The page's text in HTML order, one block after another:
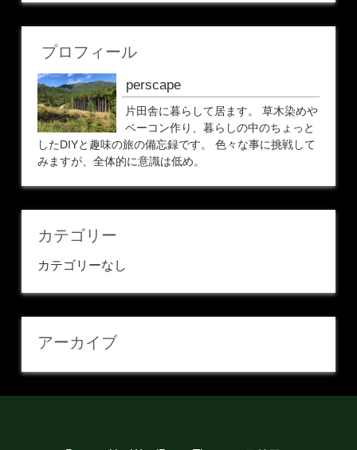
プロフィール
perscape
片田舎に暮らして居ます。 草木染めや
ベーコン作り、暮らしの中のちょっと
したDIYと趣味の旅の備忘録です。 色々な事に挑戦して
みますが、全体的に意識は低め。
カテゴリー
カテゴリーなし
アーカイブ